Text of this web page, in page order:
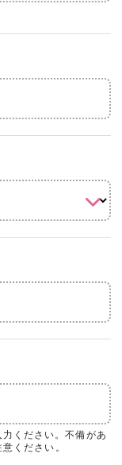
力ください。不備があ
ください。